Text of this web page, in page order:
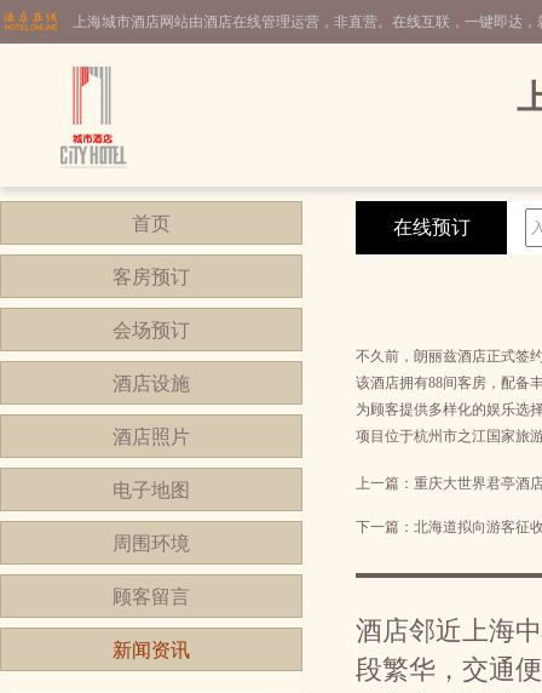
上海城市酒店网站由酒店在线管理运营，非直营。在线互联，一键即达
首页
客房预订
会场预订
酒店设施
酒店照片
电子地图
周围环境
顾客留言
新闻资讯
在线预订
不久前，朗丽兹酒店正式签
该酒店拥有88间客房，配备
为顾客提供多样化的娱乐选
项目位于杭州市之江国家旅
上一篇： 重庆大世界君亭酒
下一篇： 北海道拟向游客征
酒店邻近上海
段繁华，交通